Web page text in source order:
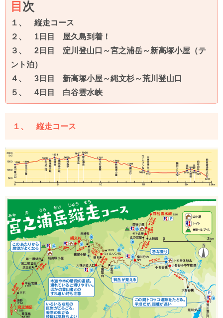
目 次
１、 縦走コース
２、 1日目 屋久島到着！
３、 2日目 淀川登山口～宮之浦岳～新高塚小屋（テ
ント泊）
４、 3日目 新高塚小屋～縄文杉～荒川登山口
５、 4日目 白谷雲水峡
１、 縦走コース